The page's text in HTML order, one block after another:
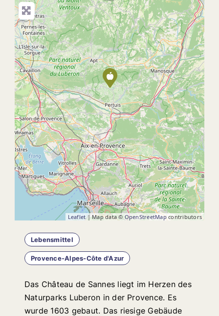
Leaflet| Map data ©OpenStreetMap contributors
Lebensmittel
Provence-Alpes-Côte d'Azur
Das Château de Sannes liegt im Herzen des
Naturparks Luberon in der Provence. Es
wurde 1603 gebaut. Das riesige Gebäude